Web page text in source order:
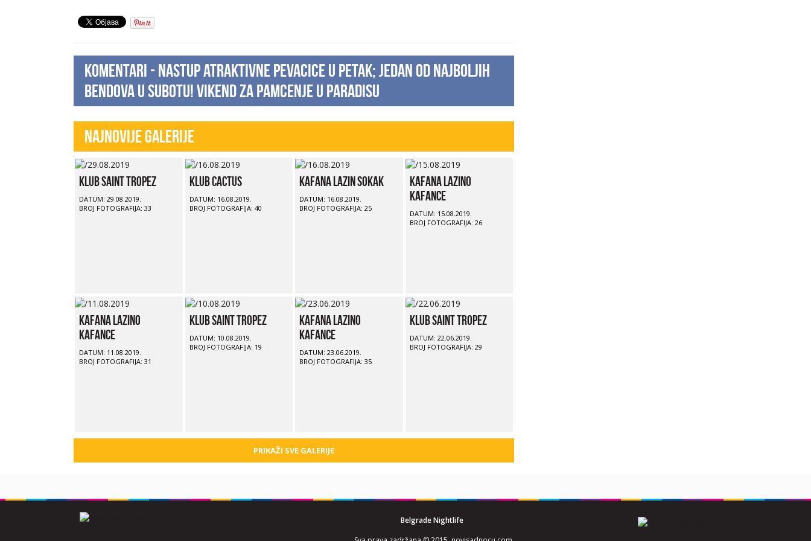
Komentari - Nastup atraktivne pevacice u petak; Jedan od najboljih
bendova u subotu! Vikend za pamcenje u Paradisu
Najnovije Galerije
Klub Saint Tropez
DATUM: 29.08.2019.
BROJ FOTOGRAFIJA: 33
Klub Cactus
DATUM: 16.08.2019.
BROJ FOTOGRAFIJA: 40
Kafana Lazin Sokak
DATUM: 16.08.2019.
BROJ FOTOGRAFIJA: 25
Kafana Lazino
Kafance
DATUM: 15.08.2019.
BROJ FOTOGRAFIJA: 26
Kafana Lazino
Kafance
DATUM: 11.08.2019.
BROJ FOTOGRAFIJA: 31
Klub Saint Tropez
DATUM: 10.08.2019.
BROJ FOTOGRAFIJA: 19
Kafana Lazino
Kafance
DATUM: 23.06.2019.
BROJ FOTOGRAFIJA: 35
Klub Saint Tropez
DATUM: 22.06.2019.
BROJ FOTOGRAFIJA: 29
PRIKAŽI SVE GALERIJE
Belgrade Nightlife